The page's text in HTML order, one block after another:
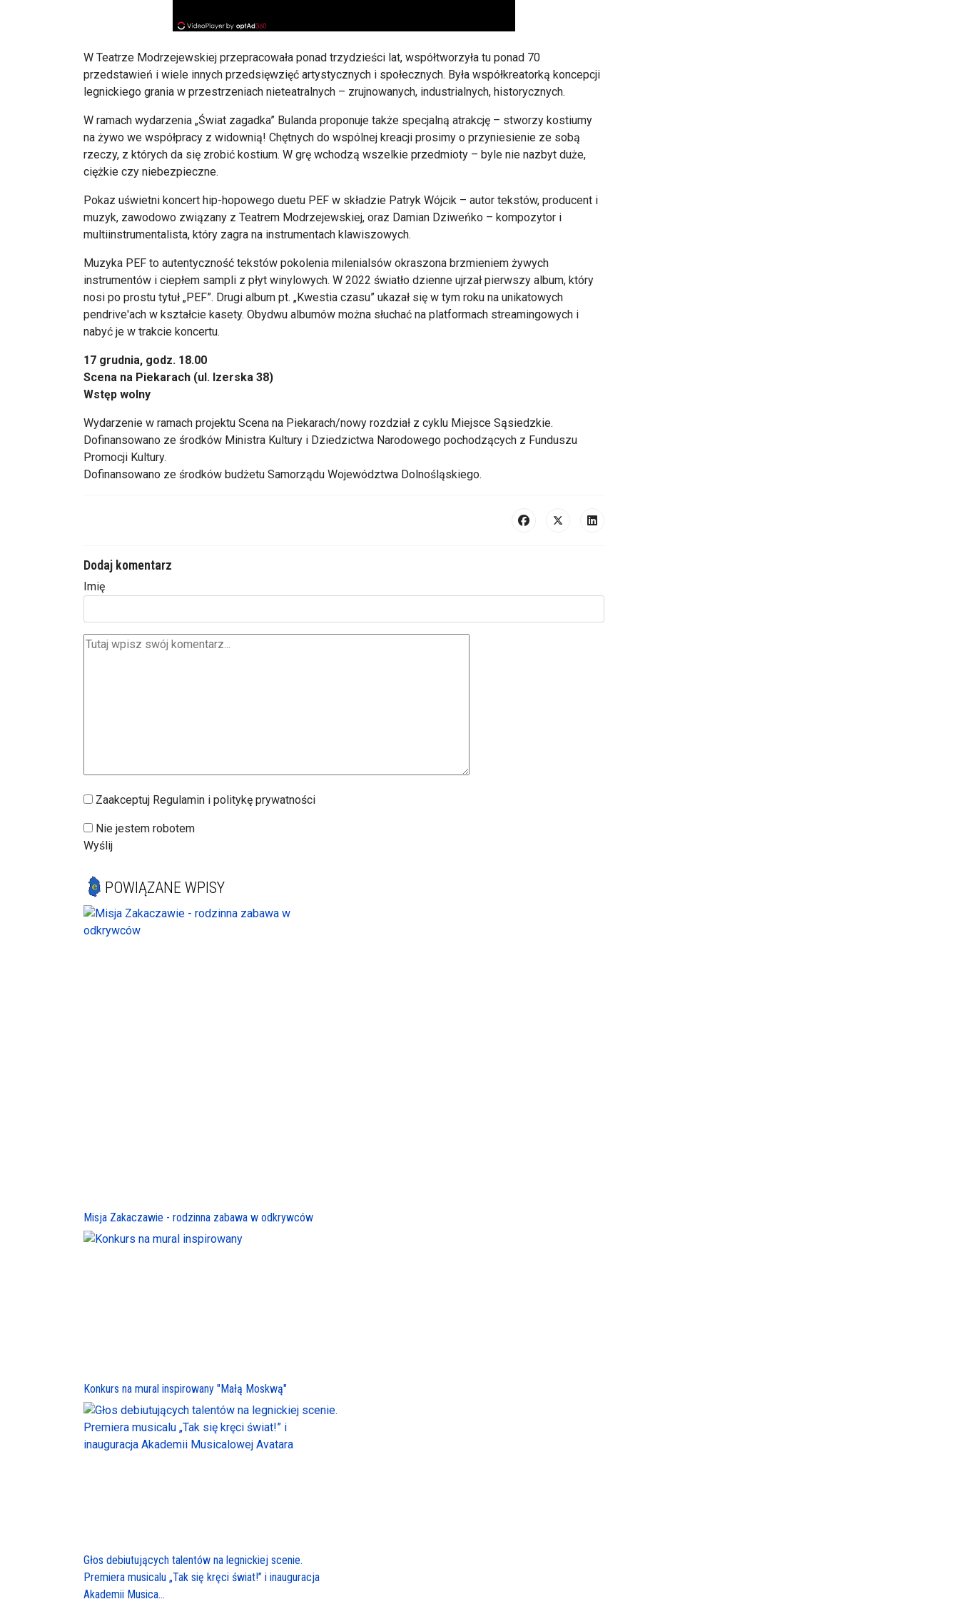
W Teatrze Modrzejewskiej przepracowała ponad trzydzieści lat, współtworzyła tu ponad 70
przedstawień i wiele innych przedsięwzięć artystycznych i społecznych. Była współkreatorką koncepcji
legnickiego grania w przestrzeniach nieteatralnych – zrujnowanych, industrialnych, historycznych.
W ramach wydarzenia „Świat zagadka” Bulanda proponuje także specjalną atrakcję – stworzy kostiumy
na żywo we współpracy z widownią! Chętnych do wspólnej kreacji prosimy o przyniesienie ze sobą
rzeczy, z których da się zrobić kostium. W grę wchodzą wszelkie przedmioty – byle nie nazbyt duże,
ciężkie czy niebezpieczne.
Pokaz uświetni koncert hip-hopowego duetu PEF w składzie Patryk Wójcik – autor tekstów, producent i
muzyk, zawodowo związany z Teatrem Modrzejewskiej, oraz Damian Dziweńko – kompozytor i
multiinstrumentalista, który zagra na instrumentach klawiszowych.
Muzyka PEF to autentyczność tekstów pokolenia milenialsów okraszona brzmieniem żywych
instrumentów i ciepłem sampli z płyt winylowych. W 2022 światło dzienne ujrzał pierwszy album, który
nosi po prostu tytuł „PEF”. Drugi album pt. „Kwestia czasu” ukazał się w tym roku na unikatowych
pendrive'ach w kształcie kasety. Obydwu albumów można słuchać na platformach streamingowych i
nabyć je w trakcie koncertu.
17 grudnia, godz. 18.00
Scena na Piekarach (ul. Izerska 38)
Wstęp wolny
Wydarzenie w ramach projektu Scena na Piekarach/nowy rozdział z cyklu Miejsce Sąsiedzkie.
Dofinansowano ze środków Ministra Kultury i Dziedzictwa Narodowego pochodzących z Funduszu
Promocji Kultury.
Dofinansowano ze środków budżetu Samorządu Województwa Dolnośląskiego.
Dodaj komentarz
Imię
Zaakceptuj Regulamin i politykę prywatności
Nie jestem robotem
Wyślij
POWIĄZANE WPISY
Misja Zakaczawie - rodzinna zabawa w odkrywców
Konkurs na mural inspirowany "Małą Moskwą"
Głos debiutujących talentów na legnickiej scenie.
Premiera musicalu „Tak się kręci świat!” i inauguracja
Akademii Musica...